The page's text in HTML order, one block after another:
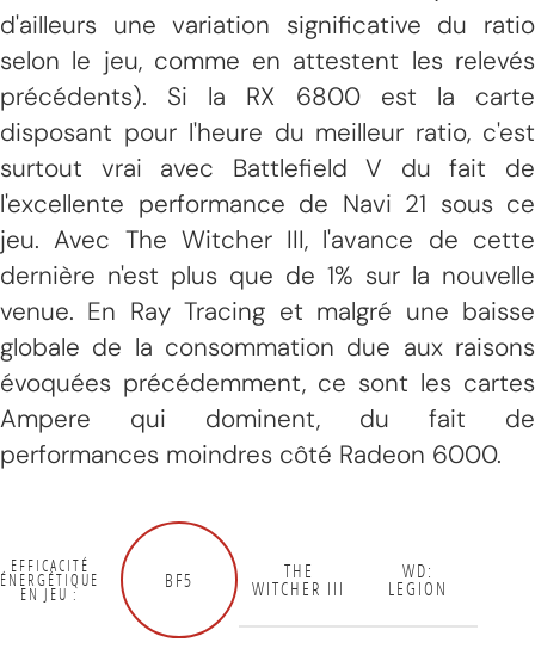
d'ailleurs une variation significative du ratio
selon le jeu, comme en attestent les relevés
précédents). Si la RX 6800 est la carte
disposant pour l'heure du meilleur ratio, c'est
surtout vrai avec Battlefield V du fait de
l'excellente performance de Navi 21 sous ce
jeu. Avec The Witcher III, l'avance de cette
dernière n'est plus que de 1% sur la nouvelle
venue. En Ray Tracing et malgré une baisse
globale de la consommation due aux raisons
évoquées précédemment, ce sont les cartes
Ampere qui dominent, du fait de
performances moindres côté Radeon 6000.